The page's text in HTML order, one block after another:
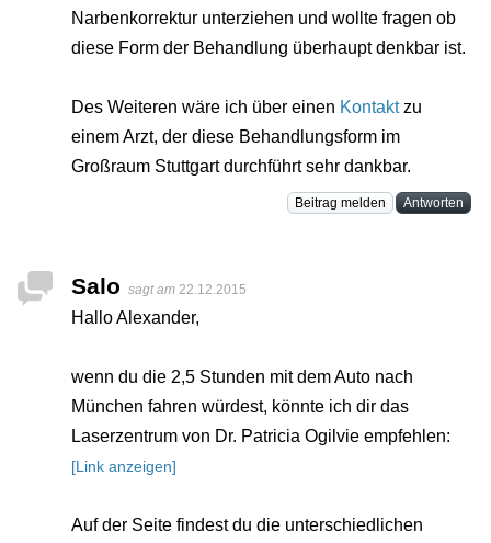
Narbenkorrektur unterziehen und wollte fragen ob
diese Form der Behandlung überhaupt denkbar ist.
Des Weiteren wäre ich über einen Kontaktzu
einem Arzt, der diese Behandlungsform im
Großraum Stuttgart durchführt sehr dankbar.
Beitrag melden Antworten
Salo sagt am 22.12.2015
Hallo Alexander,
wenn du die 2,5 Stunden mit dem Auto nach
München fahren würdest, könnte ich dir das
Laserzentrum von Dr. Patricia Ogilvie empfehlen:
[Link anzeigen]
Auf der Seite findest du die unterschiedlichen